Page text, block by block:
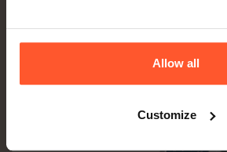
Allow all
Customize
Mehr erfahren